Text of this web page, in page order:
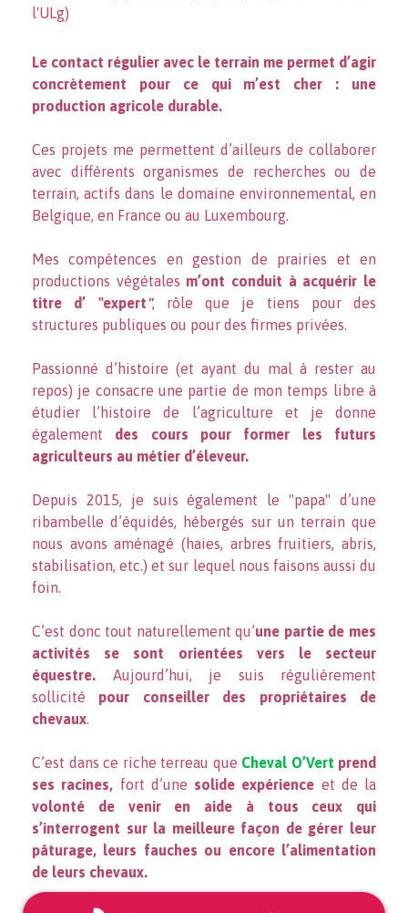
l'ULg)
Le contact régulier avec le terrain me permet d’agir
concrètement pour ce qui m’est cher : une
production agricole durable.
Ces projets me permettent d’ailleurs de collaborer
avec différents organismes de recherches ou de
terrain, actifs dans le domaine environnemental, en
Belgique, en France ou au Luxembourg.
Mes compétences en gestion de prairies et en
productions végétales m’ont conduit à acquérir le
titre d’ "expert ", rôle que je tiens pour des
structures publiques ou pour des firmes privées.
Passionné d’histoire (et ayant du mal à rester au
repos) je consacre une partie de mon temps libre à
étudier l’histoire de l’agriculture et je donne
également des cours pour former les futurs
agriculteurs au métier d’éleveur.
Depuis 2015, je suis également le "papa" d’une
ribambelle d’équidés, hébergés sur un terrain que
nous avons aménagé (haies, arbres fruitiers, abris,
stabilisation, etc.) et sur lequel nous faisons aussi du
foin.
C’est donc tout naturellement qu’une partie de mes
activités se sont orientées vers le secteur
équestre. Aujourd’hui, je suis régulièrement
sollicité pour conseiller des propriétaires de
chevaux.
C’est dans ce riche terreau que Cheval O’Vert prend
ses racines, fort d’une solide expérience et de la
volonté de venir en aide à tous ceux qui
s’interrogent sur la meilleure façon de gérer leur
pâturage, leurs fauches ou encore l’alimentation
de leurs chevaux.